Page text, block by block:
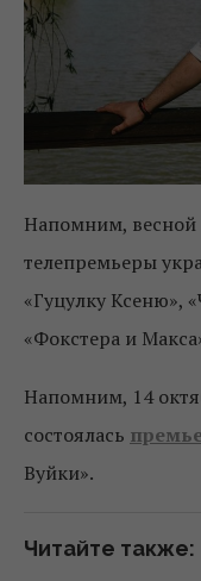
Напомним, весной
телепремьеры
«Гуцулку Ксеню»,
«Фокстера и
Напомним, 14
состоялась
Вуйки».
Читайте также: